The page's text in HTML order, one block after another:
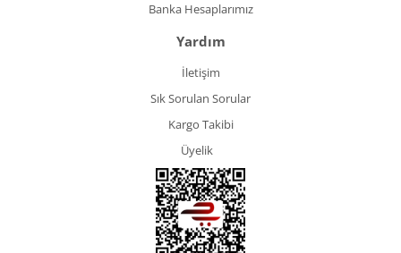
Banka Hesaplarımız
Yardım
İletişim
Sık Sorulan Sorular
Kargo Takibi
Üyelik